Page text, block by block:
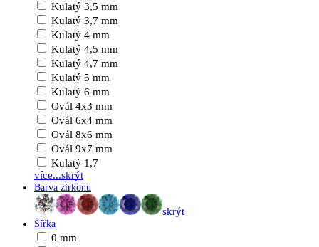
Kulatý 3,5 mm
Kulatý 3,7 mm
Kulatý 4 mm
Kulatý 4,5 mm
Kulatý 4,7 mm
Kulatý 5 mm
Kulatý 6 mm
Ovál 4x3 mm
Ovál 6x4 mm
Ovál 8x6 mm
Ovál 9x7 mm
Kulatý 1,7
více...skrýt
Barva zirkonu
skrýt
Šířka
0 mm